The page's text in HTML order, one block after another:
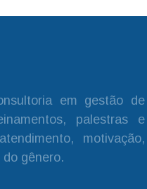
em gestão de
palestras e
motivação,
gênero.